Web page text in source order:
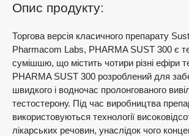
Опис продукту:
Торгова версія класичного препарату
Pharmacom Labs, PHARMA SUST 300 є
сумішшю, що містить чотири різні ефіри
PHARMA SUST 300 розроблений для
швидкого і водночас пролонгованого
тестостерону. Під час виробництва
використовуються технології
лікарських речовин, унаслідок чого